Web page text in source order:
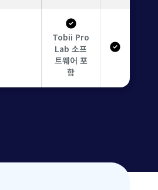
Tobii Pro
Lab 소프
트웨어 포
함